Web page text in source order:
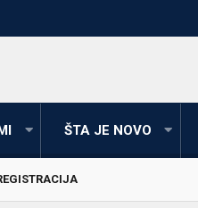
ŠTA JE NOVO